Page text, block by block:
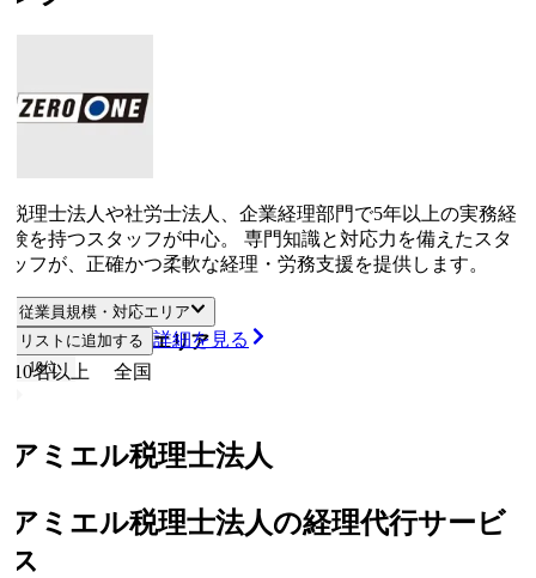
理士法人や社労士法人、企業経理部門で5年以上の実務経
を持つスタッフが中心。 専門知識と対応力を備えたスタ
フが、正確かつ柔軟な経理・労務支援を提供します。
従業員規模・対応エリア
業員規模 対応エリア
名以上
全国
リストに追加する 詳細を見る
10位
ミエル税理士法人
ミエル税理士法人の経理代行サービ